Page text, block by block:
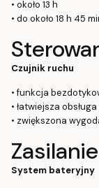
• około 13 h
• do około 18 h 45
Czujnik ruchu
• funkcja
• łatwiejsza
• zwiększona
Zasilanie
System bateryjny